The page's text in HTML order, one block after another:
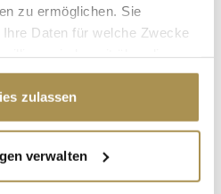
zu ermöglichen. Sie
Daten für welche Zwecke
Klicken auf das Privacy
widerrufen
Ihre geografische Lage
einige Meter genau sein
zulassen
verwalten